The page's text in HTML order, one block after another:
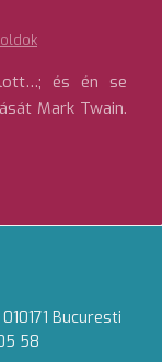
és én se
Mark Twain.
Bucuresti
58